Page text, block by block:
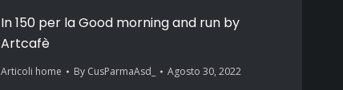
In 150 per la Good morning and run by
Artcafè
Articoli home By CusParmaAsd_ Agosto 30, 2022